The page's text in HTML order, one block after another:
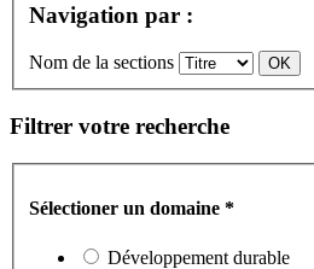
Navigation par :
Nom de la sections
Filtrer votre recherche
Sélectioner un domaine *
Développement durable